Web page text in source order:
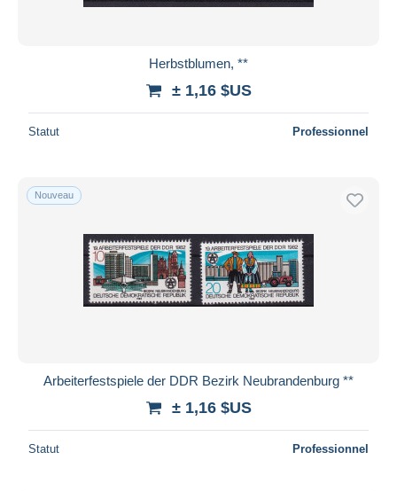
Herbstblumen, **
± 1,16 $US
Statut Professionnel
Nouveau
Arbeiterfestspiele der DDR Bezirk Neubrandenburg **
± 1,16 $US
Statut Professionnel